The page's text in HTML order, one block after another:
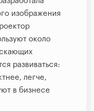
изображения
около
развиваться:
легче,
в бизнесе